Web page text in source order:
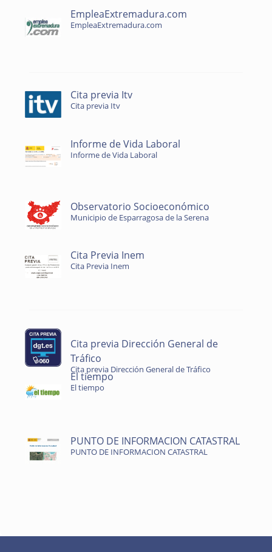
EmpleaExtremadura.com
EmpleaExtremadura.com
Cita previa Itv
Cita previa Itv
Informe de Vida Laboral
Informe de Vida Laboral
Observatorio Socioeconómico
Municipio de Esparragosa de la Serena
Cita Previa Inem
Cita Previa Inem
Cita previa Dirección General de
Tráfico
Cita previa Dirección General de Tráfico
El tiempo
El tiempo
PUNTO DE INFORMACION CATASTRAL
PUNTO DE INFORMACION CATASTRAL